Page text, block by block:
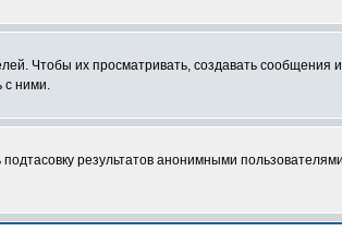
Чтобы их просматривать, создавать сообщения
с ними.
результатов анонимными